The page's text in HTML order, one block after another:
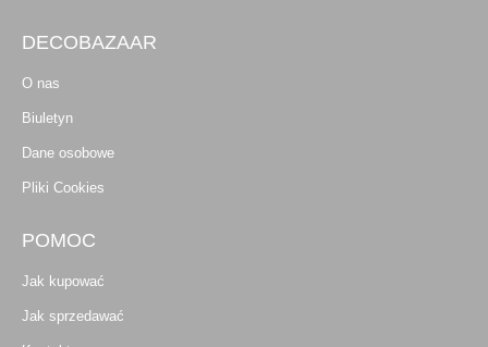
DECOBAZAAR
O nas
Biuletyn
Dane osobowe
Pliki Cookies
POMOC
Jak kupować
Jak sprzedawać